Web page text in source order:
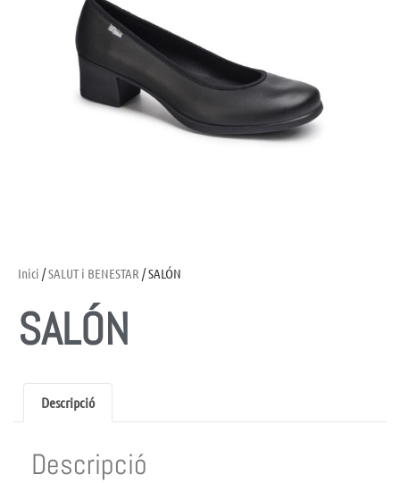
Inici /SALUT i BENESTAR / SALÓN
SALÓN
Descripció
Descripció